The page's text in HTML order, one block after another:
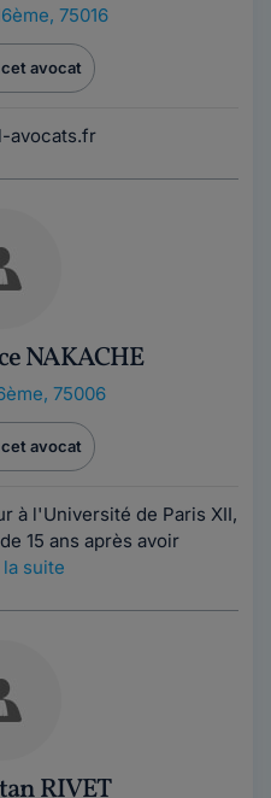
75016
avocat
avocats.fr
NAKACHE
75006
avocat
à l'Université de Paris XII,
15 ans après avoir
suite
RIVET